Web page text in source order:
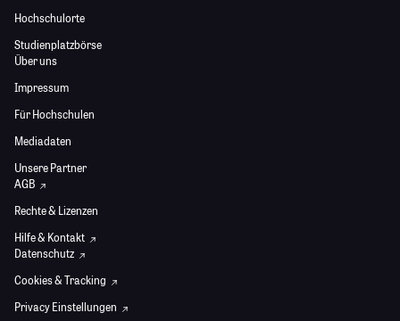
Hochschulorte
Studienplatzbörse
Über uns
Impressum
Für Hochschulen
Mediadaten
Unsere Partner
AGB
Rechte & Lizenzen
Hilfe & Kontakt
Datenschutz
Cookies & Tracking
Privacy Einstellungen